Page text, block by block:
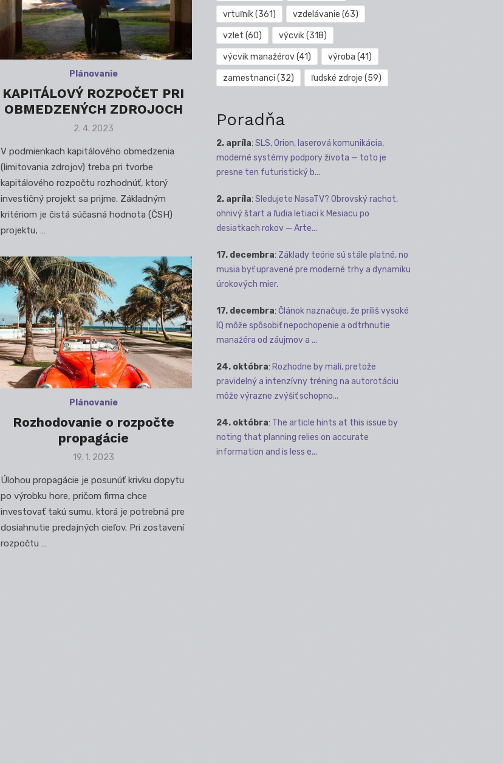
Plánovanie
KAPITÁLOVÝ ROZPOČET PRI
OBMEDZENÝCH ZDROJOCH
Posted
2. 4. 2023
V podmienkach kapitálového obmedzenia
(limitovania zdrojov) treba pri tvorbe
kapitálového rozpočtu rozhodnúť, ktorý
investičný projekt sa prijme. Základným
kritériom je čistá súčasná hodnota (ČSH)
projektu, …
Plánovanie
Rozhodovanie o rozpočte
propagácie
Posted
19. 1. 2023
Úlohou propagácie je posunúť krivku dopytu
po výrobku hore, pričom firma chce
investovať takú sumu, ktorá je potrebná pre
dosiahnutie predajných cieľov. Pri zostavení
rozpočtu …
vrtuľník(361) vzdelávanie (63)
vzlet (60) výcvik(318)
výcvik manažérov(41) výroba (41)
zamestnanci (32) ľudské zdroje (59)
Poradňa
2. apríla: SLS, Orion, laserová komunikácia,
moderné systémy podpory života — toto je
presne ten futuristický b...
2. apríla: Sledujete NasaTV? Obrovský rachot,
ohnivý štart a ľudia letiaci k Mesiacu po
desiatkach rokov — Arte...
17. decembra: Základy teórie sú stále platné, no
musia byť upravené pre moderné trhy a dynamiku
úrokových mier.
17. decembra: Článok naznačuje, že príliš vysoké
IQ môže spôsobiť nepochopenie a odtrhnutie
manažéra od záujmov a ...
24. októbra: Rozhodne by mali, pretože
pravidelný a intenzívny tréning na autorotáciu
môže výrazne zvýšiť schopno...
24. októbra: The article hints at this issue by
noting that planning relies on accurate
information and is less e...